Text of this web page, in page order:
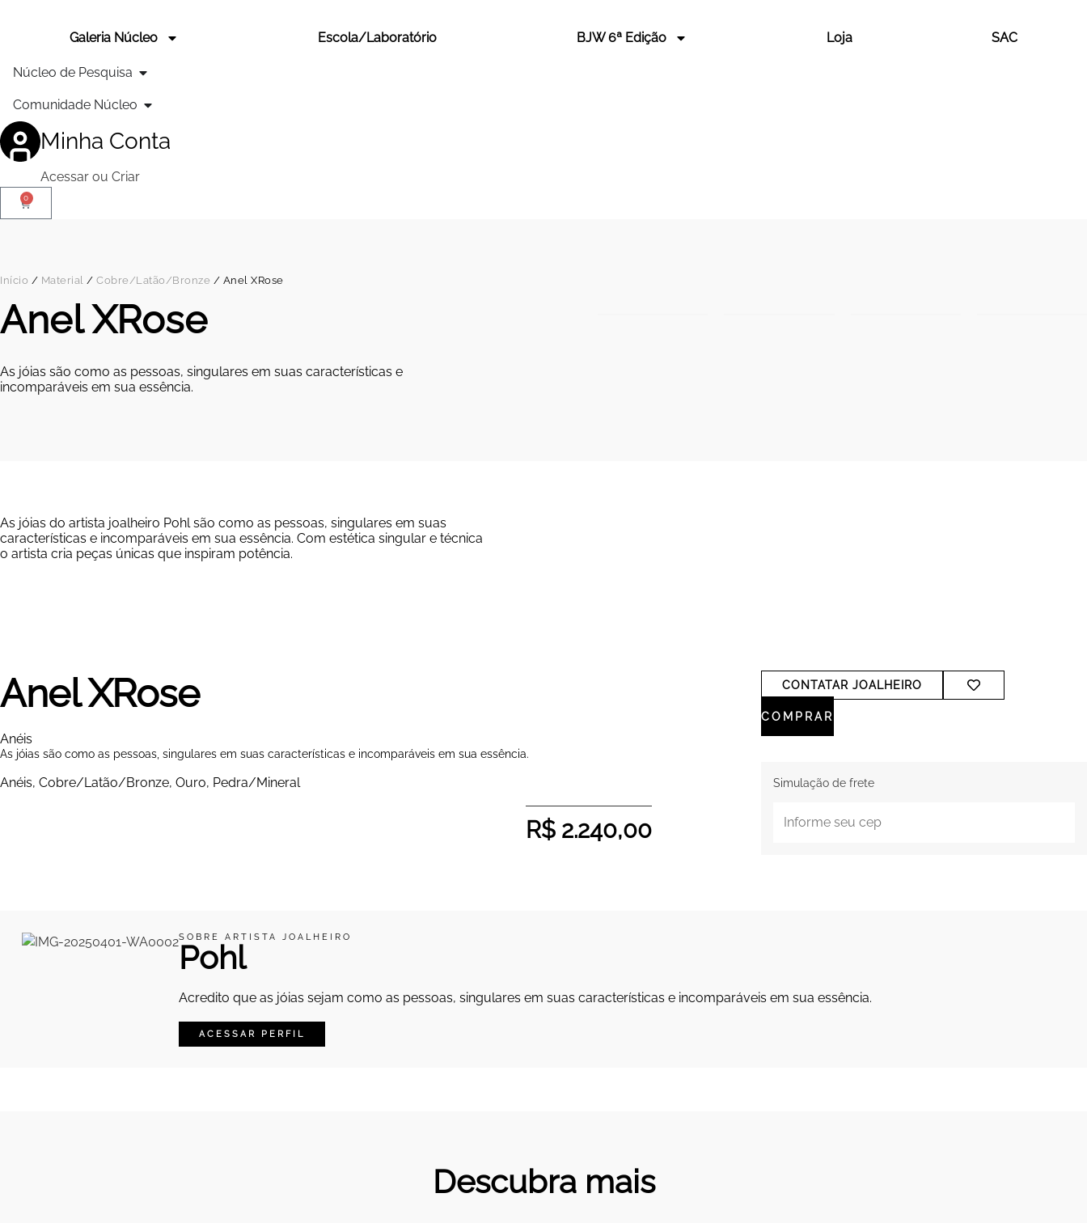
Galeria Núcleo Escola/Laboratório BJW 6ª Edição Loja SAC
Núcleo de Pesquisa
Comunidade Núcleo
Minha Conta
Acessar ou Criar
0
Início / Material / Cobre/Latão/Bronze / Anel XRose
Anel XRose
As jóias são como as pessoas, singulares em suas características e
incomparáveis em sua essência.
As jóias do artista joalheiro Pohl são como as pessoas, singulares em suas
características e incomparáveis em sua essência. Com estética singular e técnica
o artista cria peças únicas que inspiram potência.
Anel XRose
Anéis
As jóias são como as pessoas, singulares em suas características e incomparáveis em sua essência.
Anéis, Cobre/Latão/Bronze, Ouro, Pedra/Mineral
R$ 2.240,00
CONTATAR JOALHEIRO
COMPRAR
Simulação de frete
SOBRE ARTISTA JOALHEIRO
Pohl
Acredito que as jóias sejam como as pessoas, singulares em suas características e incomparáveis em sua essência.
ACESSAR PERFIL
Descubra mais